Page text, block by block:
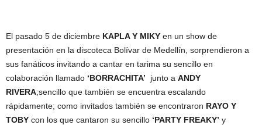
El pasado 5 de diciembre KAPLA Y MIKY en un show de
presentación en la discoteca Bolívar de Medellín, sorprendieron a
sus fanáticos invitando a cantar en tarima su sencillo en
colaboración llamado ‘BORRACHITA’ junto a ANDY
RIVERA;sencillo que también se encuentra escalando
rápidamente; como invitados también se encontraron RAYO Y
TOBY con los que cantaron su sencillo ‘PARTY FREAKY’ y